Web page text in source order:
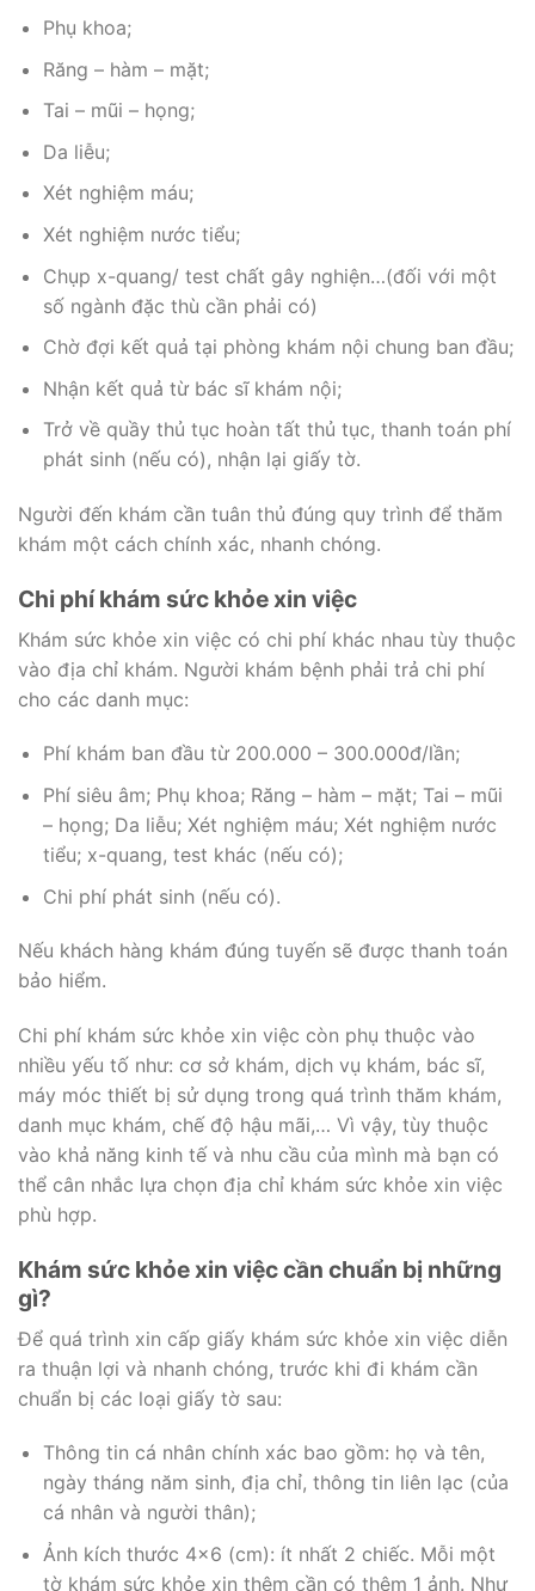
Phụ khoa;
Răng – hàm – mặt;
Tai – mũi – họng;
Da liễu;
Xét nghiệm máu;
Xét nghiệm nước tiểu;
Chụp x-quang/ test chất gây nghiện…(đối với một
số ngành đặc thù cần phải có)
Chờ đợi kết quả tại phòng khám nội chung ban đầu;
Nhận kết quả từ bác sĩ khám nội;
Trở về quầy thủ tục hoàn tất thủ tục, thanh toán phí
phát sinh (nếu có), nhận lại giấy tờ.
Người đến khám cần tuân thủ đúng quy trình để thăm
khám một cách chính xác, nhanh chóng.
Chi phí khám sức khỏe xin việc
Khám sức khỏe xin việc có chi phí khác nhau tùy thuộc
vào địa chỉ khám. Người khám bệnh phải trả chi phí
cho các danh mục:
Phí khám ban đầu từ 200.000 – 300.000đ/lần;
Phí siêu âm; Phụ khoa; Răng – hàm – mặt; Tai – mũi
– họng; Da liễu; Xét nghiệm máu; Xét nghiệm nước
tiểu; x-quang, test khác (nếu có);
Chi phí phát sinh (nếu có).
Nếu khách hàng khám đúng tuyến sẽ được thanh toán
bảo hiểm.
Chi phí khám sức khỏe xin việc còn phụ thuộc vào
nhiều yếu tố như: cơ sở khám, dịch vụ khám, bác sĩ,
máy móc thiết bị sử dụng trong quá trình thăm khám,
danh mục khám, chế độ hậu mãi,… Vì vậy, tùy thuộc
vào khả năng kinh tế và nhu cầu của mình mà bạn có
thể cân nhắc lựa chọn địa chỉ khám sức khỏe xin việc
phù hợp.
Khám sức khỏe xin việc cần chuẩn bị những
gì?
Để quá trình xin cấp giấy khám sức khỏe xin việc diễn
ra thuận lợi và nhanh chóng, trước khi đi khám cần
chuẩn bị các loại giấy tờ sau:
Thông tin cá nhân chính xác bao gồm: họ và tên,
ngày tháng năm sinh, địa chỉ, thông tin liên lạc (của
cá nhân và người thân);
Ảnh kích thước 4×6 (cm): ít nhất 2 chiếc. Mỗi một
tờ khám sức khỏe xin thêm cần có thêm 1 ảnh. Như